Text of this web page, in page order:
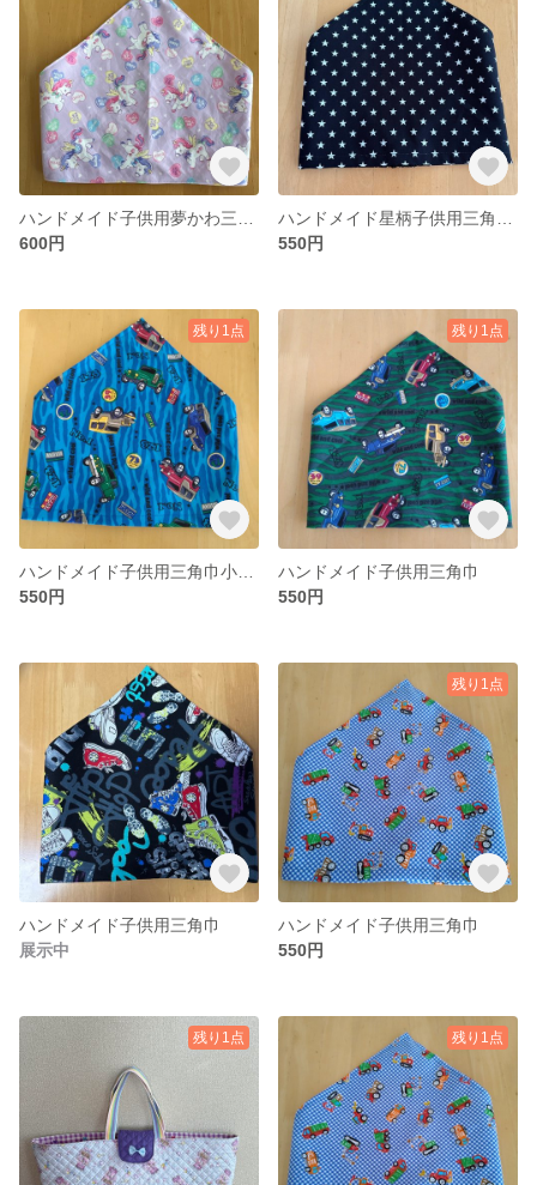
600円
550円
残り1点
550円
残り1点
ハンドメイド子供用三角巾
550円
ハンドメイド子供用三角巾
展示中
残り1点
ハンドメイド子供用三角巾
550円
残り1点 残り1点